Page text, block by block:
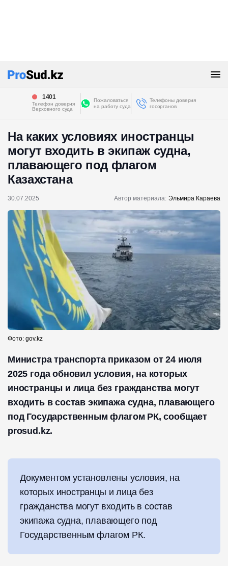
1401
Телефон доверия
Верховного суда
Пожаловаться
на работу суда
Телефоны доверия
госорганов
На каких условиях иностранцы
могут входить в экипаж судна,
плавающего под флагом
Казахстана
30.07.2025 Автор материала: Эльмира Караева
Фото: gov.kz
Министра транспорта приказом от 24 июля
2025 года обновил условия, на которых
иностранцы и лица без гражданства могут
входить в состав экипажа судна, плавающего
под Государственным флагом РК, сообщает
prosud.kz.
Документом установлены условия, на
которых иностранцы и лица без
гражданства могут входить в состав
экипажа судна, плавающего под
Государственным флагом РК.